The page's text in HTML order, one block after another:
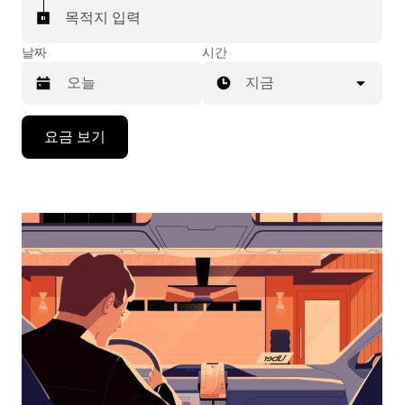
목적지 입력
날짜
작
면
아
래
화
살
표
시간
지금
요금 보기